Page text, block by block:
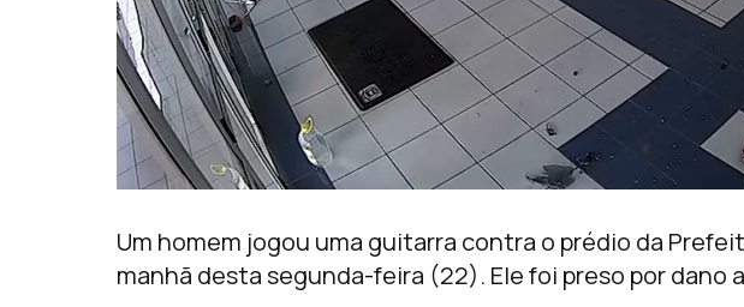
Um homem jogou uma guitarra contra o prédio da
manhã desta segunda-feira (22). Ele foi preso por dano